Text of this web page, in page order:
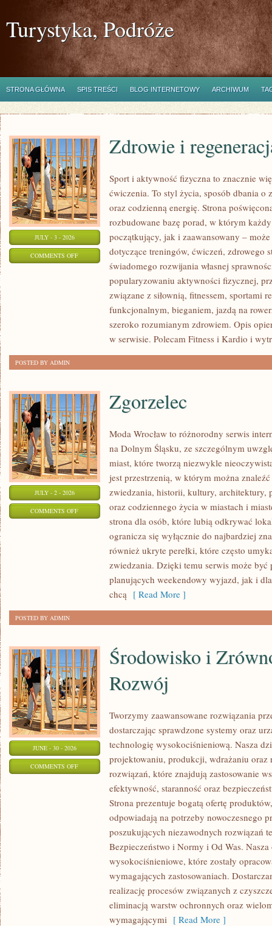
Turystyka, Podróże
STRONA GŁÓWNA SPIS TREŚCI BLOG INTERNETOWY ARCHIWUM
JULY - 3 - 2026
COMMENTS OFFON
REGENERACJA
Zdrowie i
Sport i aktywność fizyczna to znacznie
ćwiczenia. To styl życia, sposób dbania o
oraz codzienną energię. Strona
rozbudowane bazę porad, w którym
początkujący, jak i zaawansowany –
dotyczące treningów, ćwiczeń, zdrowego
świadomego rozwijania własnej
popularyzowaniu aktywności fizycznej,
związane z siłownią, fitnessem, sportami
funkcjonalnym, bieganiem, jazdą na
szeroko rozumianym zdrowiem. Opis
w serwisie. Polecam Fitness i Kardio i
POSTED BY ADMIN
JULY - 2 - 2026
COMMENTS OFFON
ZGORZELEC
Zgorzelec
Moda Wrocław to różnorodny serwis
na Dolnym Śląsku, ze szczególnym
miast, które tworzą niezwykle
jest przestrzenią, w którym można
zwiedzania, historii, kultury, architektury,
oraz codziennego życia w miastach i
strona dla osób, które lubią odkrywać
ogranicza się wyłącznie do najbardziej
również ukryte perełki, które często
zwiedzania. Dzięki temu serwis może
planujących weekendowy wyjazd, jak i
chcą [ Read More ]
POSTED BY ADMIN
JUNE - 30 - 2026
COMMENTS OFFON
Środowisko i
Rozwój
Tworzymy zaawansowane rozwiązania
dostarczając sprawdzone systemy oraz
technologię wysokociśnieniową. Nasza
projektowaniu, produkcji, wdrażaniu oraz
rozwiązań, które znajdują zastosowanie
efektywność, staranność oraz
Strona prezentuje bogatą ofertę
odpowiadają na potrzeby nowoczesnego
poszukujących niezawodnych rozwiązań
Bezpieczeństwo i Normy i Od Was.
wysokociśnieniowe, które zostały
wymagających zastosowaniach.
realizację procesów związanych z
eliminacją warstw ochronnych oraz
wymagającymi [ Read More ]